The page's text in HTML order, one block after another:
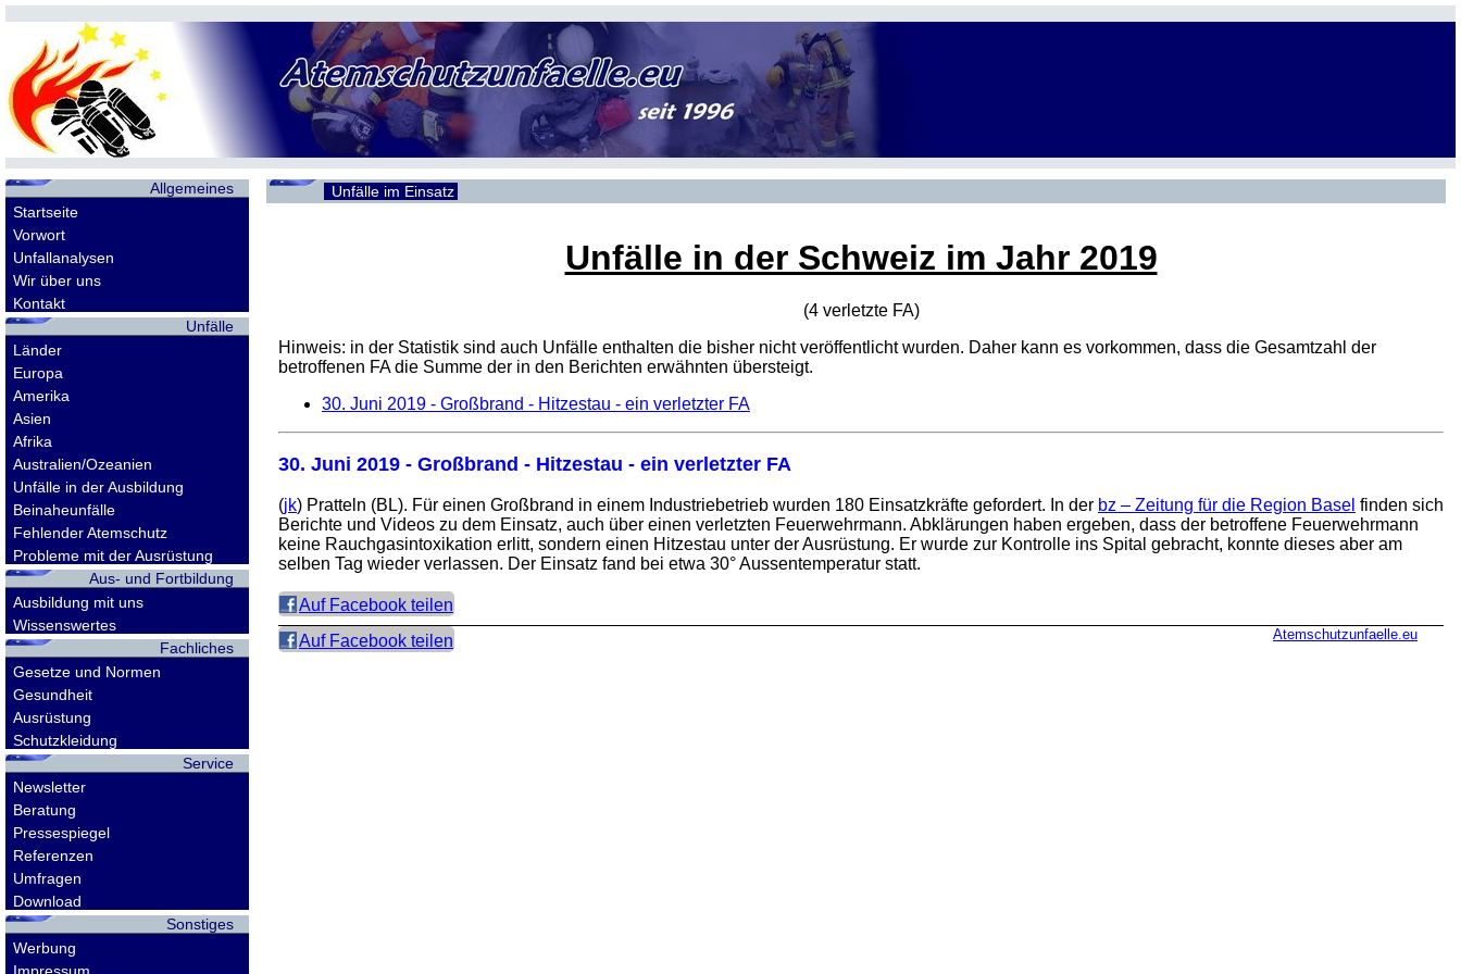
Allgemeines
Startseite
Vorwort
Unfallanalysen
Wir über uns
Kontakt
Unfälle
Länder
Europa
Amerika
Asien
Afrika
Australien/Ozeanien
Unfälle in der Ausbildung
Beinaheunfälle
Fehlender Atemschutz
Probleme mit der Ausrüstung
Aus- und Fortbildung
Ausbildung mit uns
Wissenswertes
Fachliches
Gesetze und Normen
Gesundheit
Ausrüstung
Schutzkleidung
Service
Newsletter
Beratung
Pressespiegel
Referenzen
Umfragen
Download
Sonstiges
Werbung
Unfälle im Einsatz
Unfälle in der Schweiz im Jahr 2019
(4 verletzte FA)
Hinweis: in der Statistik sind auch Unfälle enthalten die bisher nicht veröffentlicht wurden. Daher kann es vorkommen, dass die Gesamtzahl der
betroffenen FAdie Summe der in den Berichten erwähnten übersteigt.
30. Juni 2019 - Großbrand - Hitzestau - ein verletzter FA
30. Juni 2019 - Großbrand - Hitzestau - ein verletzter FA
(jk) Pratteln (BL). Für einen Großbrand in einem Industriebetrieb wurden 180 Einsatzkräfte gefordert. In der bz – Zeitung für die Region Basel finden sich
Berichte und Videos zu dem Einsatz, auch über einen verletzten Feuerwehrmann. Abklärungen haben ergeben, dass der betroffene Feuerwehrmann
keine Rauchgasintoxikation erlitt, sondern einen Hitzestau unter der Ausrüstung. Er wurde zur Kontrolle ins Spital gebracht, konnte dieses aber am
selben Tag wieder verlassen. Der Einsatz fand bei etwa 30° Aussentemperatur statt.
Auf Facebook teilen
Auf Facebook teilen
Atemschutzunfaelle.eu